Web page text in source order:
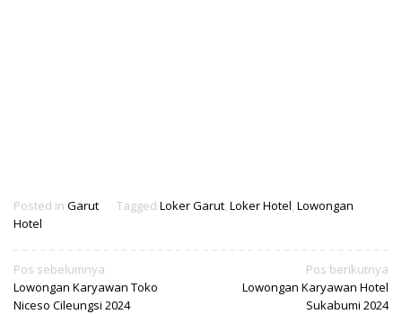
Posted in Garut Tagged Loker Garut Loker Hotel Lowongan
Hotel
Navigasi
pos
Pos sebelumnya
Lowongan Karyawan Toko
Niceso Cileungsi 2024
Pos berikutnya
Lowongan Karyawan Hotel
Sukabumi 2024